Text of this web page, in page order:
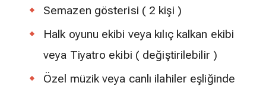
Semazen gösterisi ( 2 kişi )
Halk oyunu ekibi veya kılıç kalkan ekibi
veya Tiyatro ekibi ( değiştirilebilir )
Özel müzik veya canlı ilahiler eşliğinde